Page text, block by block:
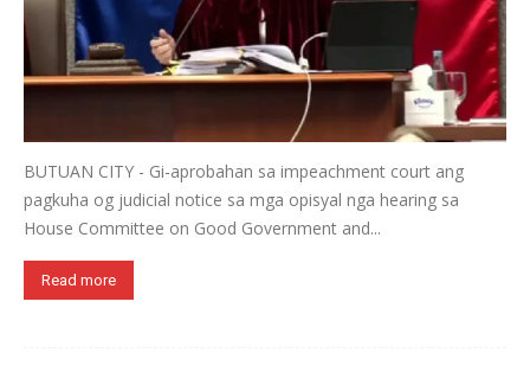
BUTUAN CITY - Gi-aprobahan sa impeachment court ang
pagkuha og judicial notice sa mga opisyal nga hearing sa
House Committee on Good Government and...
Read more